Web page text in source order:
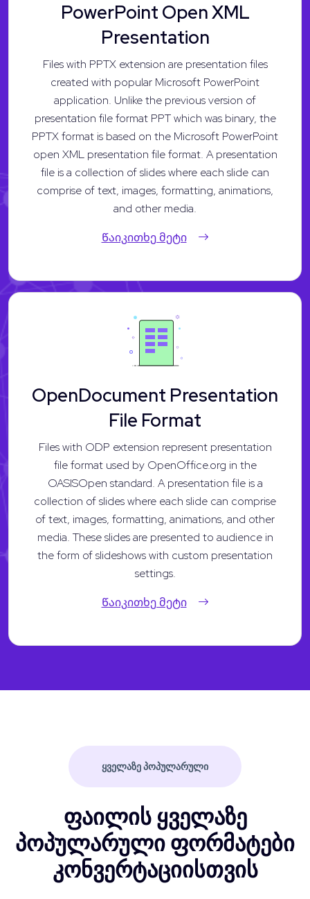
PowerPoint Open XML
Presentation
Files with PPTX extension are presentation files
created with popular Microsoft PowerPoint
application. Unlike the previous version of
presentation file format PPT which was binary, the
PPTX format is based on the Microsoft PowerPoint
open XML presentation file format. A presentation
file is a collection of slides where each slide can
comprise of text, images, formatting, animations,
and other media.
Წაიკითხე მეტი
OpenDocument Presentation
File Format
Files with ODP extension represent presentation
file format used by OpenOffice.org in the
OASISOpen standard. A presentation file is a
collection of slides where each slide can comprise
of text, images, formatting, animations, and other
media. These slides are presented to audience in
the form of slideshows with custom presentation
settings.
Წაიკითხე მეტი
ᲧᲕᲔᲚᲐᲖᲔ ᲞᲝᲞᲣᲚᲐᲠᲣᲚᲘ
ფაილის ყველაზე
პოპულარული ფორმატები
კონვერტაციისთვის